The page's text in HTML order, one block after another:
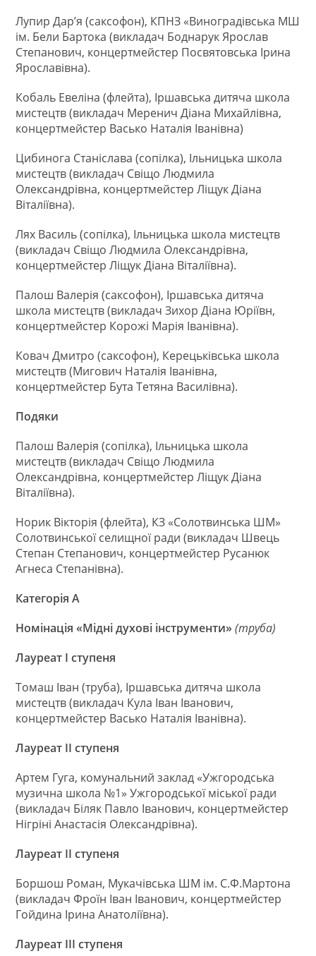
Лупир Дар’я (саксофон), КПНЗ «Виноградівська МШ
ім. Бели Бартока (викладач Боднарук Ярослав
Степанович, концертмейстер Посвятовська Ірина
Ярославівна).
Кобаль Евеліна (флейта), Іршавська дитяча школа
мистецтв (викладач Меренич Діана Михайлівна,
концертмейстер Васько Наталія Іванівна)
Цибинога Станіслава (сопілка), Ільницька школа
мистецтв (викладач Свіщо Людмила
Олександрівна, концертмейстер Ліщук Діана
Віталіївна).
Лях Василь (сопілка), Ільницька школа мистецтв
(викладач Свіщо Людмила Олександрівна,
концертмейстер Ліщук Діана Віталіївна).
Палош Валерія (саксофон), Іршавська дитяча
школа мистецтв (викладач Зихор Діана Юріївн,
концертмейстер Корожі Марія Іванівна).
Ковач Дмитро (саксофон), Керецьківська школа
мистецтв (Мигович Наталія Іванівна,
концертмейстер Бута Тетяна Василівна).
Подяки
Палош Валерія (сопілка), Ільницька школа
мистецтв (викладач Свіщо Людмила
Олександрівна, концертмейстер Ліщук Діана
Віталіївна).
Норик Вікторія (флейта), КЗ «Солотвинська ШМ»
Солотвинської селищної ради (викладач Швець
Степан Степанович, концертмейстер Русанюк
Агнеса Степанівна).
Категорія А
Номінація «Мідні духові інструменти»(труба)
Лауреат І ступеня
Томаш Іван (труба), Іршавська дитяча школа
мистецтв (викладач Кула Іван Іванович,
концертмейстер Васько Наталія Іванівна).
Лауреат ІІ ступеня
Артем Гуга, комунальний заклад «Ужгородська
музична школа №1» Ужгородської міської ради
(викладач Біляк Павло Іванович, концертмейстер
Нігріні Анастасія Олександрівна).
Лауреат ІІ ступеня
Боршош Роман, Мукачівська ШМ ім. С.Ф.Мартона
(викладач Фроїн Іван Іванович, концертмейстер
Гойдина Ірина Анатоліївна).
Лауреат ІІІ ступеня